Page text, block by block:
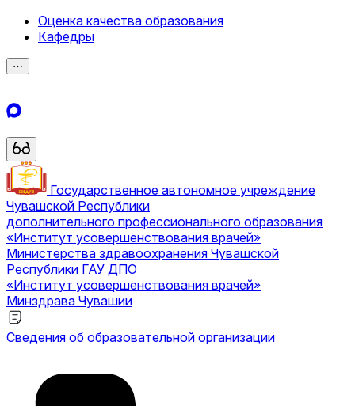
Оценка качества образования
Кафедры
⋯
Государственное автономное учреждение
Чувашской Республики
дополнительного профессионального образования
«Институт усовершенствования врачей»
Министерства здравоохранения Чувашской
Республики ГАУ ДПО
«Институт усовершенствования врачей»
Минздрава Чувашии
Сведения об образовательной организации